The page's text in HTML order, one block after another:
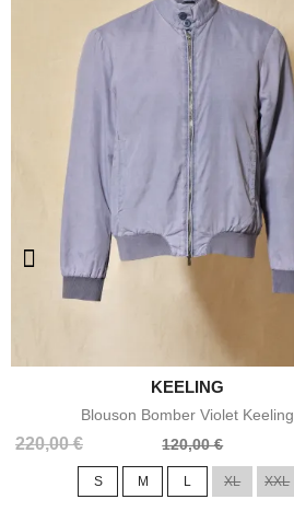
Aperçu rapide
KEELING
Blouson Bomber Violet Keeling
220,00 €
Prix
120,00 €
Prix
S M L XL XXL